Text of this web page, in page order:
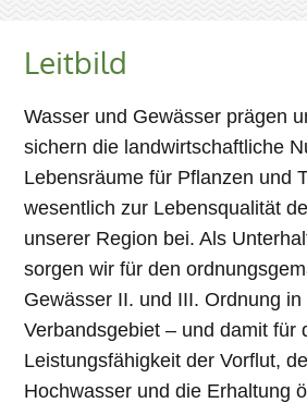
Leitbild
Wasser und Gewässer prägen
sichern die landwirtschaftliche
Lebensräume für Pflanzen und
wesentlich zur Lebensqualität
unserer Region bei. Als
sorgen wir für den
Gewässer II. und III. Ordnung in
Verbandsgebiet – und damit für
Leistungsfähigkeit der Vorflut,
Hochwasser und die Erhaltung